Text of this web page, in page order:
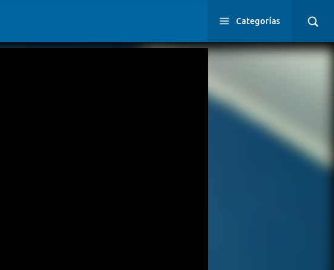
Categorías